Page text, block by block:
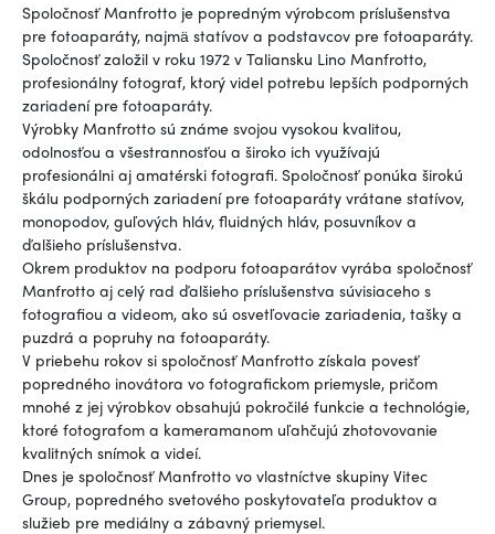
Spoločnosť Manfrotto je popredným výrobcom príslušenstva
pre fotoaparáty, najmä statívov a podstavcov pre fotoaparáty.
Spoločnosť založil v roku 1972 v Taliansku Lino Manfrotto,
profesionálny fotograf, ktorý videl potrebu lepších podporných
zariadení pre fotoaparáty.
Výrobky Manfrotto sú známe svojou vysokou kvalitou,
odolnosťou a všestrannosťou a široko ich využívajú
profesionálni aj amatérski fotografi. Spoločnosť ponúka širokú
škálu podporných zariadení pre fotoaparáty vrátane statívov,
monopodov, guľových hláv, fluidných hláv, posuvníkov a
ďalšieho príslušenstva.
Okrem produktov na podporu fotoaparátov vyrába spoločnosť
Manfrotto aj celý rad ďalšieho príslušenstva súvisiaceho s
fotografiou a videom, ako sú osvetľovacie zariadenia, tašky a
puzdrá a popruhy na fotoaparáty.
V priebehu rokov si spoločnosť Manfrotto získala povesť
popredného inovátora vo fotografickom priemysle, pričom
mnohé z jej výrobkov obsahujú pokročilé funkcie a technológie,
ktoré fotografom a kameramanom uľahčujú zhotovovanie
kvalitných snímok a videí.
Dnes je spoločnosť Manfrotto vo vlastníctve skupiny Vitec
Group, popredného svetového poskytovateľa produktov a
služieb pre mediálny a zábavný priemysel.